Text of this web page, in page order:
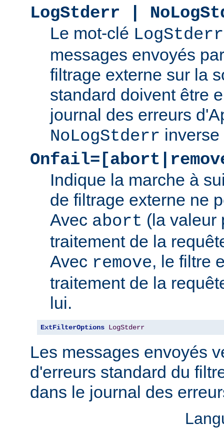
LogStderr |
Le mot-clé LogStderr
messages envoyés
filtrage externe sur la
standard doivent être
journal des erreurs
NoLogStderr
Indique la marche à
de filtrage externe ne
Avec abort (la valeur
traitement de la
Avec remove, le filtre
traitement de la
lui.
ExtFilterOptions LogStderr
Les messages envoyés
d'erreurs standard du
dans le journal des